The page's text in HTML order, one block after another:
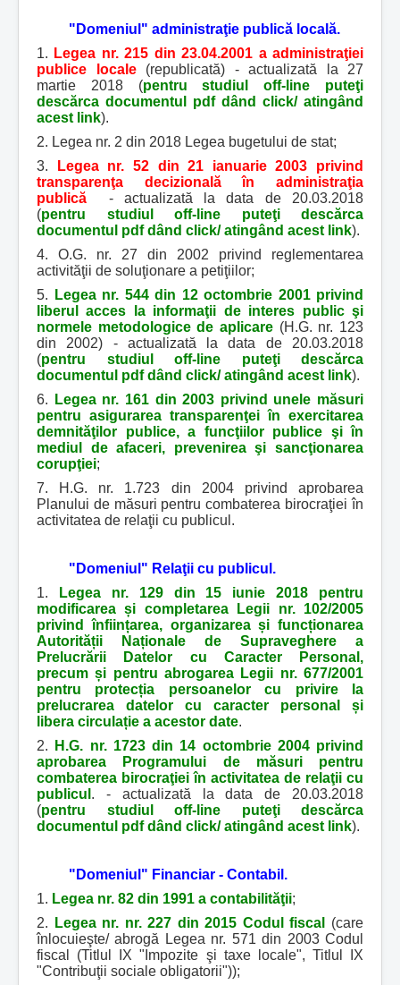
"Domeniul" administraţie publică locală.
1. Legea nr. 215 din 23.04.2001 a administraţiei
publice locale(republicată) - actualizată la 27
martie 2018 (pentru studiul off-line puteţi
descărca documentul pdf dând click/ atingând
acest link).
2. Legea nr. 2 din 2018 Legea bugetului de stat;
3.
Legea nr. 52 din 21 ianuarie 2003 privind
transparenţa decizională în administraţia
publică - actualizată la data de 20.03.2018
(pentru studiul off-line puteţi descărca
documentul pdf dând click/ atingând acest link).
4. O.G. nr. 27 din 2002 privind reglementarea
activităţii de soluţionare a petiţiilor;
5.
Legea nr. 544 din 12 octombrie 2001 privind
liberul acces la informaţii de interes public şi
normele metodologice de aplicare (H.G. nr. 123
din 2002) - actualizată la data de 20.03.2018
(pentru studiul off-line puteţi descărca
documentul pdf dând click/ atingând acest link).
6.
Legea nr. 161 din 2003 privind unele măsuri
pentru asigurarea transparenţei în exercitarea
demnităţilor publice, a funcţiilor publice şi în
mediul de afaceri, prevenirea şi sancţionarea
corupţiei;
7. H.G. nr. 1.723 din 2004 privind aprobarea
Planului de măsuri pentru combaterea birocraţiei în
activitatea de relaţii cu publicul.
"Domeniul" Relaţii cu publicul.
1.
Legea nr. 129 din 15 iunie 2018 pentru
modificarea și completarea Legii nr. 102/2005
privind înființarea, organizarea și funcționarea
Autorității Naționale de Supraveghere a
Prelucrării Datelor cu Caracter Personal,
precum și pentru abrogarea Legii nr. 677/2001
pentru protecția persoanelor cu privire la
prelucrarea datelor cu caracter personal și
libera circulație a acestor date.
2.
H.G. nr. 1723 din 14 octombrie 2004 privind
aprobarea Programului de măsuri pentru
combaterea birocraţiei în activitatea de relaţii cu
publicul . - actualizată la data de 20.03.2018
(pentru studiul off-line puteţi descărca
documentul pdf dând click/ atingând acest link).
"Domeniul" Financiar - Contabil.
1. Legea nr. 82 din 1991 a contabilităţii;
2.
Legea nr. nr. 227 din 2015 Codul fiscal
(care
înlocuieşte/ abrogă Legea nr. 571 din 2003 Codul
fiscal (Titlul IX "Impozite şi taxe locale", Titlul IX
"Contribuţii sociale obligatorii"));